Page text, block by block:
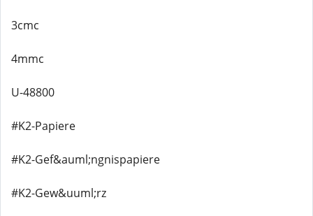
3cmc
4mmc
U-48800
#K2-Papiere
#K2-Gef&auml;ngnispapiere
#K2-Gew&uuml;rz